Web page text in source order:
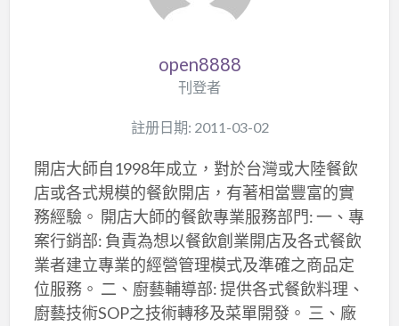
open8888
刊登者
註册日期: 2011-03-02
開店大師自1998年成立，對於台灣或大陸餐飲
店或各式規模的餐飲開店，有著相當豐富的實
務經驗。 開店大師的餐飲專業服務部門: 一、專
案行銷部: 負責為想以餐飲創業開店及各式餐飲
業者建立專業的經營管理模式及準確之商品定
位服務。 二、廚藝輔導部: 提供各式餐飲料理、
廚藝技術SOP之技術轉移及菜單開發。 三、廠